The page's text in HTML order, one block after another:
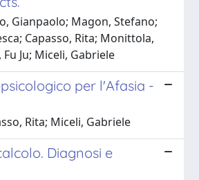
Gianpaolo; Magon, Stefano;
Capasso, Rita; Monittola,
Ju; Miceli, Gabriele
per l'Afasia -
Rita; Miceli, Gabriele
Diagnosi e